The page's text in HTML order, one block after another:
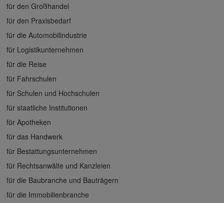
für den Großhandel
für den Praxisbedarf
für die Automobilindustrie
für Logistikunternehmen
für die Reise
für Fahrschulen
für Schulen und Hochschulen
für staatliche Institutionen
für Apotheken
für das Handwerk
für Bestattungsunternehmen
für Rechtsanwälte und Kanzleien
für die Baubranche und Bauträgern
für die Immobilienbranche